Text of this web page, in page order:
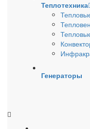
Теплотехника
Генераторы